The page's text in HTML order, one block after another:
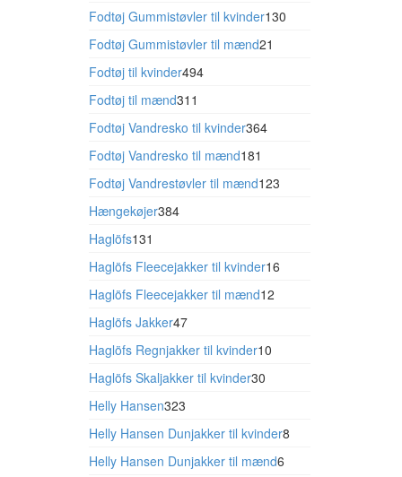
varer
Fodtøj Gummistøvler til kvinder130130
Fodtøj Gummistøvler til mænd21
Fodtøj til kvinder494494
Fodtøj til mænd311
varer
Fodtøj Vandresko til kvinder364364
Fodtøj Vandresko til mænd181
varer
Fodtøj Vandrestøvler til mænd123123
Hængekøjer384384
Haglöfs131
varer
Haglöfs Fleecejakker til kvinder1616
Haglöfs Fleecejakker til mænd1212
Haglöfs Jakker4747
varer
Haglöfs Regnjakker til kvinder1010
Haglöfs Skaljakker til kvinder3030
Helly Hansen323323
varer
Helly Hansen Dunjakker til kvinder88
Helly Hansen Dunjakker til mænd66